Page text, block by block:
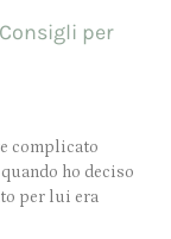
per
complicato
ho deciso
per lui era